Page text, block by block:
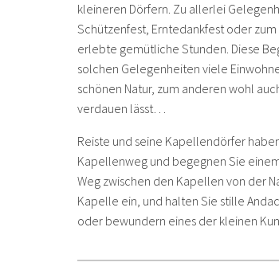
kleineren Dörfern. Zu allerlei
Schützenfest, Erntedankfest oder
erlebte gemütliche Stunden. Diese
solchen Gelegenheiten viele
schönen Natur, zum anderen wohl
verdauen lässt…
Reiste und seine Kapellendörfer
Kapellenweg und begegnen Sie
Weg zwischen den Kapellen von der
Kapelle ein, und halten Sie stille
oder bewundern eines der kleinen